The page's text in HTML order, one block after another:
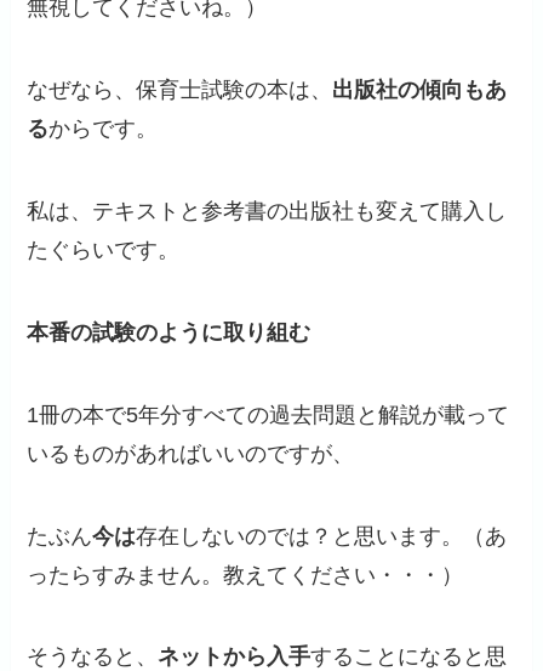
無視してくださいね。）
なぜなら、保育士試験の本は、 出版社の傾向もあ
るからです。
私は、テキストと参考書の出版社も変えて購入し
たぐらいです。
本番の試験のように取り組む
1冊の本で5年分すべての過去問題と解説が載って
いるものがあればいいのですが、
たぶん今は存在しないのでは？と思います。（あ
ったらすみません。教えてください・・・）
そうなると、 ネットから入手することになると思